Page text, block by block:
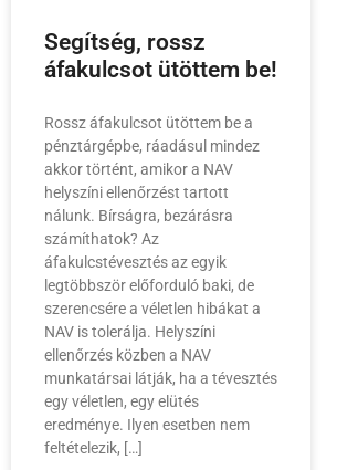
Segítség, rossz
áfakulcsot ütöttem be!
Rossz áfakulcsot ütöttem be a
pénztárgépbe, ráadásul mindez
akkor történt, amikor a NAV
helyszíni ellenőrzést tartott
nálunk. Bírságra, bezárásra
számíthatok? Az
áfakulcstévesztés az egyik
legtöbbször előforduló baki, de
szerencsére a véletlen hibákat a
NAV is tolerálja. Helyszíni
ellenőrzés közben a NAV
munkatársai látják, ha a tévesztés
egy véletlen, egy elütés
eredménye. Ilyen esetben nem
feltételezik, […]